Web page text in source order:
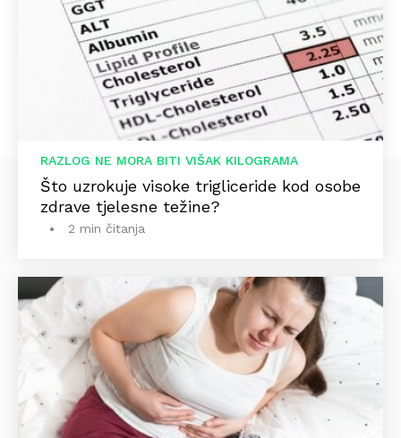
RAZLOG NE MORA BITI VIŠAK KILOGRAMA
Što uzrokuje visoke trigliceride kod osobe
zdrave tjelesne težine?
2 min čitanja